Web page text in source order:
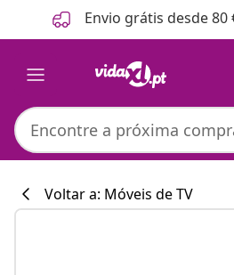
Anterior
Seguinte Envio grátis desde 80
Voltar a: Móveis de TV